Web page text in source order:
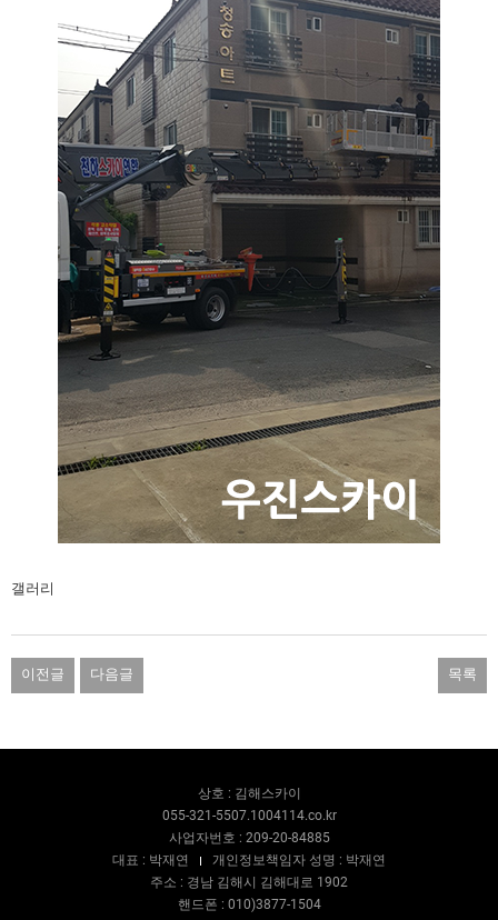
갤러리
이전글 다음글 목록
상호 : 김해스카이
055-321-5507.1004114.co.kr
사업자번호 : 209-20-84885
대표 : 박재연
개인정보책임자 성명 : 박재연
주소 : 경남 김해시 김해대로 1902
핸드폰 : 010)3877-1504